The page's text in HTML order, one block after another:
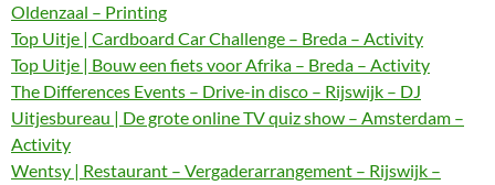
Oldenzaal – Printing
Top Uitje | Cardboard Car Challenge – Breda – Activity
Top Uitje | Bouw een fiets voor Afrika – Breda – Activity
The Differences Events – Drive-in disco – Rijswijk – DJ
Uitjesbureau | De grote online TV quiz show – Amsterdam –
Activity
Wentsy | Restaurant – Vergaderarrangement – Rijswijk –